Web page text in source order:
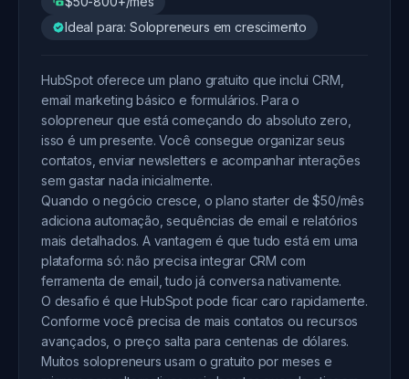
Ideal para: Solopreneurs em crescimento
HubSpot oferece um plano gratuito que inclui CRM,
email marketing básico e formulários. Para o
solopreneur que está começando do absoluto zero,
isso é um presente. Você consegue organizar seus
contatos, enviar newsletters e acompanhar interações
sem gastar nada inicialmente.
Quando o negócio cresce, o plano starter de $50/mês
adiciona automação, sequências de email e relatórios
mais detalhados. A vantagem é que tudo está em uma
plataforma só: não precisa integrar CRM com
ferramenta de email, tudo já conversa nativamente.
O desafio é que HubSpot pode ficar caro rapidamente.
Conforme você precisa de mais contatos ou recursos
avançados, o preço salta para centenas de dólares.
Muitos solopreneurs usam o gratuito por meses e